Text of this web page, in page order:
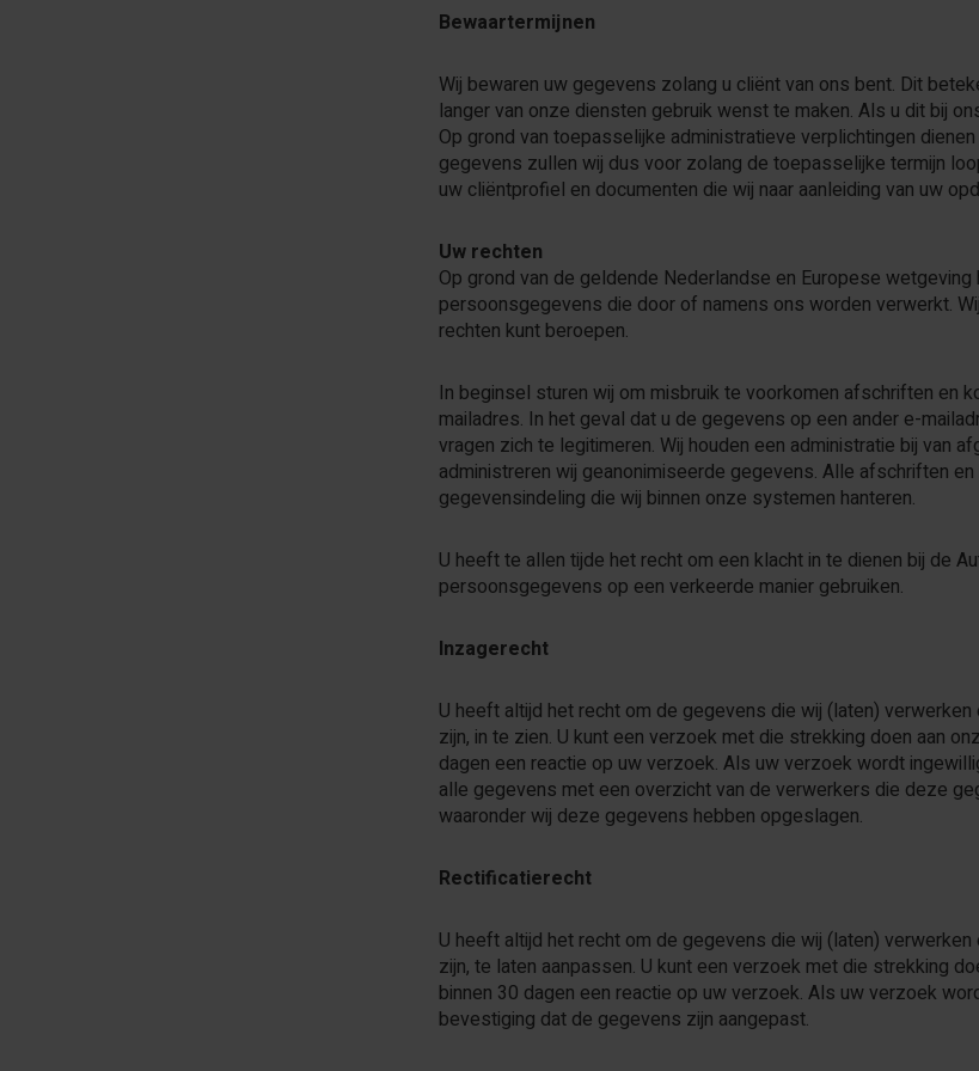
Bewaartermijnen
Wij bewaren uw gegevens zolang u cliënt van ons bent. Dit
langer van onze diensten gebruik wenst te maken. Als u dit bij
Op grond van toepasselijke administratieve verplichtingen
gegevens zullen wij dus voor zolang de toepasselijke termijn
uw cliëntprofiel en documenten die wij naar aanleiding van uw
Uw rechten
Op grond van de geldende Nederlandse en Europese
persoonsgegevens die door of namens ons worden verwerkt.
rechten kunt beroepen.
In beginsel sturen wij om misbruik te voorkomen afschriften en
mailadres. In het geval dat u de gegevens op een ander e-
vragen zich te legitimeren. Wij houden een administratie bij van
administreren wij geanonimiseerde gegevens. Alle afschriften
gegevensindeling die wij binnen onze systemen hanteren.
U heeft te allen tijde het recht om een klacht in te dienen bij de
persoonsgegevens op een verkeerde manier gebruiken.
Inzagerecht
U heeft altijd het recht om de gegevens die wij (laten)
zijn, in te zien. U kunt een verzoek met die strekking doen aan
dagen een reactie op uw verzoek. Als uw verzoek wordt
alle gegevens met een overzicht van de verwerkers die deze
waaronder wij deze gegevens hebben opgeslagen.
Rectificatierecht
U heeft altijd het recht om de gegevens die wij (laten)
zijn, te laten aanpassen. U kunt een verzoek met die strekking
binnen 30 dagen een reactie op uw verzoek. Als uw verzoek
bevestiging dat de gegevens zijn aangepast.